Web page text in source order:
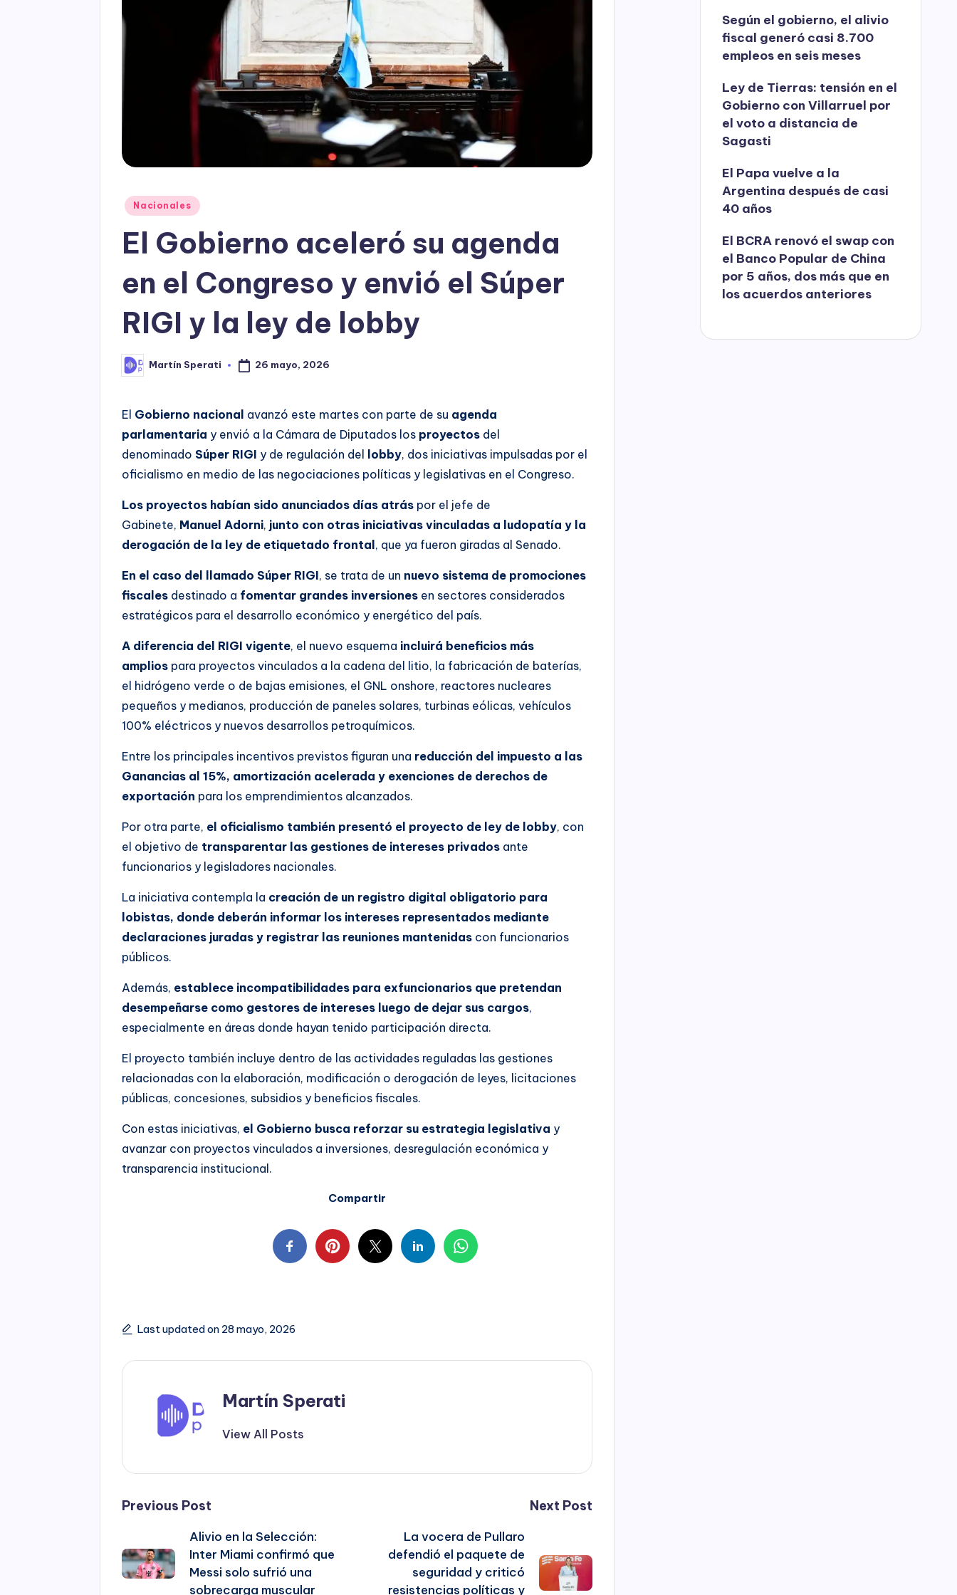
o
P
l
a
y
Posted
Nacionales
El Gobierno aceleró su agenda
en el Congreso y envió el Súper
RIGI y la ley de lobby
Posted
by
Martín Sperati 26 mayo, 2026
El Gobierno nacional avanzó este martes con parte de su agenda
parlamentaria y envió a la Cámara de Diputados los proyectos del
denominadoSúper RIGI y de regulación del lobby, dos iniciativas impulsadas por el
oficialismo en medio de las negociaciones políticas y legislativas en el Congreso.
Los proyectos habían sido anunciados días atrás por el jefe de
Gabinete, Manuel Adorni, junto con otras iniciativas vinculadas a ludopatía y la
derogación de la ley de etiquetado frontal, que ya fueron giradas al Senado.
En el caso del llamado Súper RIGI, se trata de un nuevo sistema de promociones
fiscales destinado a fomentar grandes inversiones en sectores considerados
estratégicos para el desarrollo económico y energético del país.
A diferencia del RIGI vigente, el nuevo esquema incluirá beneficios más
amplios para proyectos vinculados a la cadena del litio, la fabricación de baterías,
el hidrógeno verde o de bajas emisiones, el GNL onshore, reactores nucleares
pequeños y medianos, producción de paneles solares, turbinas eólicas, vehículos
100% eléctricos y nuevos desarrollos petroquímicos.
Entre los principales incentivos previstos figuran una reducción del impuesto a las
Ganancias al 15%, amortización acelerada y exenciones de derechos de
exportación para los emprendimientos alcanzados.
Por otra parte, el oficialismo también presentó el proyecto de ley de lobby, con
el objetivo de transparentar las gestiones de intereses privados ante
funcionarios y legisladores nacionales.
La iniciativa contempla la creación de un registro digital obligatorio para
lobistas, donde deberán informar los intereses representados mediante
declaraciones juradas y registrar las reuniones mantenidas con funcionarios
públicos.
Además, establece incompatibilidades para exfuncionarios que pretendan
desempeñarse como gestores de intereses luego de dejar sus cargos,
especialmente en áreas donde hayan tenido participación directa.
El proyecto también incluye dentro de las actividades reguladas las gestiones
relacionadas con la elaboración, modificación o derogación de leyes, licitaciones
públicas, concesiones, subsidios y beneficios fiscales.
Con estas iniciativas, el Gobierno busca reforzar su estrategia legislativa y
avanzar con proyectos vinculados a inversiones, desregulación económica y
transparencia institucional.
Compartir
Last updated on 28 mayo, 2026
Martín Sperati
View All Posts
Post
navigation
Previous Post
Alivio en la Selección:
Inter Miami confirmó que
Messi solo sufrió una
sobrecarga muscular
Next Post
La vocera de Pullaro
defendió el paquete de
seguridad y criticó
resistencias políticas y
Según el gobierno, el alivio
fiscal generó casi 8.700
empleos en seis meses
Ley de Tierras: tensión en el
Gobierno con Villarruel por
el voto a distancia de
Sagasti
El Papa vuelve a la
Argentina después de casi
40 años
El BCRA renovó el swap con
el Banco Popular de China
por 5 años, dos más que en
los acuerdos anteriores